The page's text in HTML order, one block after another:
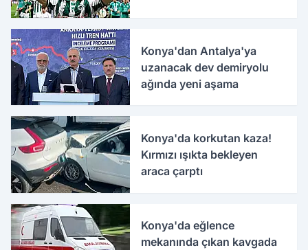
Konya'dan Antalya'ya
uzanacak dev demiryolu
ağında yeni aşama
Konya'da korkutan kaza!
Kırmızı ışıkta bekleyen
araca çarptı
Konya'da eğlence
mekanında çıkan kavgada